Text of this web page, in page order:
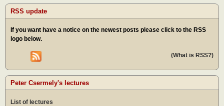
RSS update
If you want have a notice on the newest posts please click to the RSS
logo below.
(What is RSS?)
Peter Csermely's lectures
List of lectures